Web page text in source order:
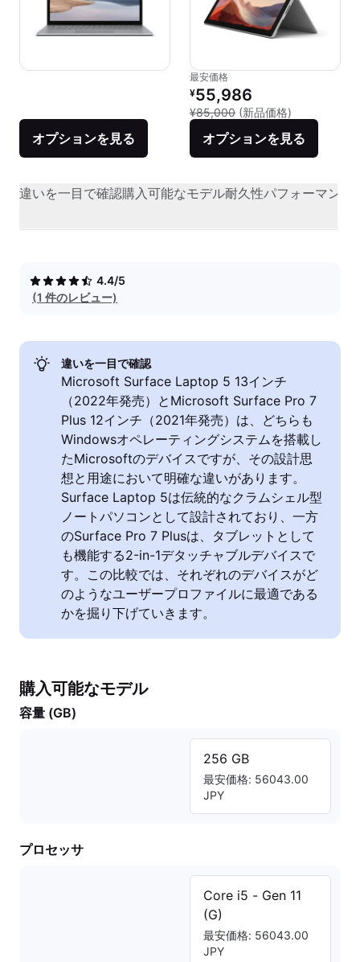
オプションを見る
最安価格
リファービッシュ品の価格：
¥55,986
¥85,000 (新品価格)
オプションを見る
違いを一目で確認購入可能なモデル耐久性パフォーマンス
4.4/5
(1 件のレビュー)
違いを一目で確認
Microsoft Surface Laptop 5 13インチ
（2022年発売）とMicrosoft Surface Pro 7
Plus 12インチ（2021年発売）は、どちらも
Windowsオペレーティングシステムを搭載し
たMicrosoftのデバイスですが、その設計思
想と用途において明確な違いがあります。
Surface Laptop 5は伝統的なクラムシェル型
ノートパソコンとして設計されており、一方
のSurface Pro 7 Plusは、タブレットとして
も機能する2-in-1デタッチャブルデバイスで
す。この比較では、それぞれのデバイスがど
のようなユーザープロファイルに最適である
かを掘り下げていきます。
購入可能なモデル
容量 (GB)
256 GB
最安価格: 56043.00
JPY
プロセッサ
Core i5 - Gen 11
(G)
最安価格: 56043.00
JPY